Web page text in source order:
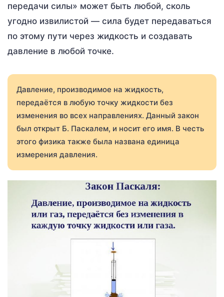
передачи силы» может быть любой, сколь
угодно извилистой — сила будет передаваться
по этому пути через жидкость и создавать
давление в любой точке.
Давление, производимое на жидкость,
передаётся в любую точку жидкости без
изменения во всех направлениях. Данный закон
был открыт Б. Паскалем, и носит его имя. В честь
этого физика также была названа единица
измерения давления.